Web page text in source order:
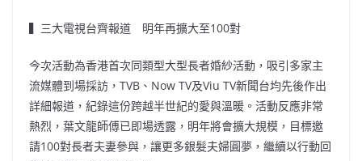
▍三大電視台齊報道 明年再擴大至100對
今次活動為香港首次同類型大型長者婚紗活動，吸引多家主
流媒體到場採訪，TVB、Now TV及Viu TV新聞台均先後作出
詳細報道，紀錄這份跨越半世紀的愛與溫暖。活動反應非常
熱烈，葉文龍師傅已即場透露，明年將會擴大規模，目標邀
請100對長者夫妻參與，讓更多銀髮夫婦圓夢，繼續以行動回